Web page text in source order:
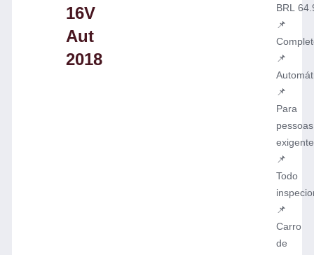
16V
Aut
2018
BRL
📌
📌
📌
Para
pessoas
📌
Todo
📌
Carro
de